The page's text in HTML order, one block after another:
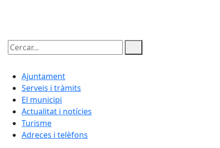
Cercar:
Ajuntament
Serveis i tràmits
El municipi
Actualitat i notícies
Turisme
Adreces i telèfons